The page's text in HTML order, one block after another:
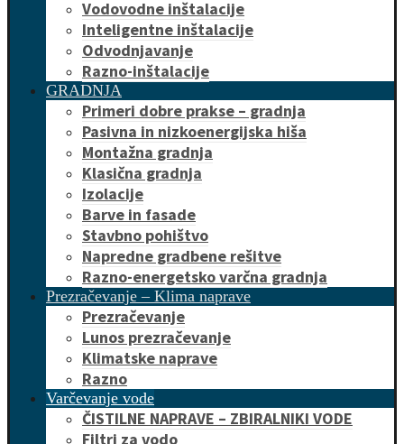
Vodovodne inštalacije
Inteligentne inštalacije
Odvodnjavanje
Razno-inštalacije
GRADNJA
Primeri dobre prakse – gradnja
Pasivna in nizkoenergijska hiša
Montažna gradnja
Klasična gradnja
Izolacije
Barve in fasade
Stavbno pohištvo
Napredne gradbene rešitve
Razno-energetsko varčna gradnja
Prezračevanje – Klima naprave
Prezračevanje
Lunos prezračevanje
Klimatske naprave
Razno
Varčevanje vode
ČISTILNE NAPRAVE – ZBIRALNIKI VODE
Filtri za vodo